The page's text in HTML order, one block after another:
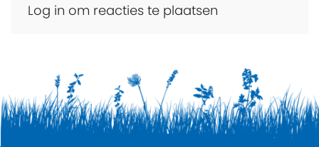
Log in om reacties te plaatsen